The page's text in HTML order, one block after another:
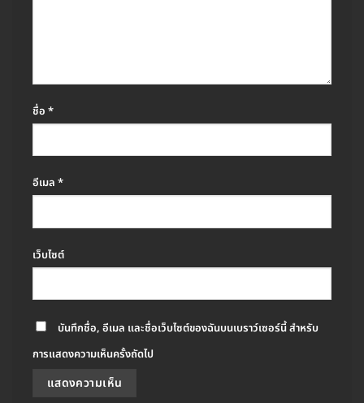
ชื่อ *
อีเมล *
เว็บไซต์
บันทึกชื่อ, อีเมล และชื่อเว็บไซต์ของฉันบนเบราว์เซอร์นี้ สำหรับ
การแสดงความเห็นครั้งถัดไป